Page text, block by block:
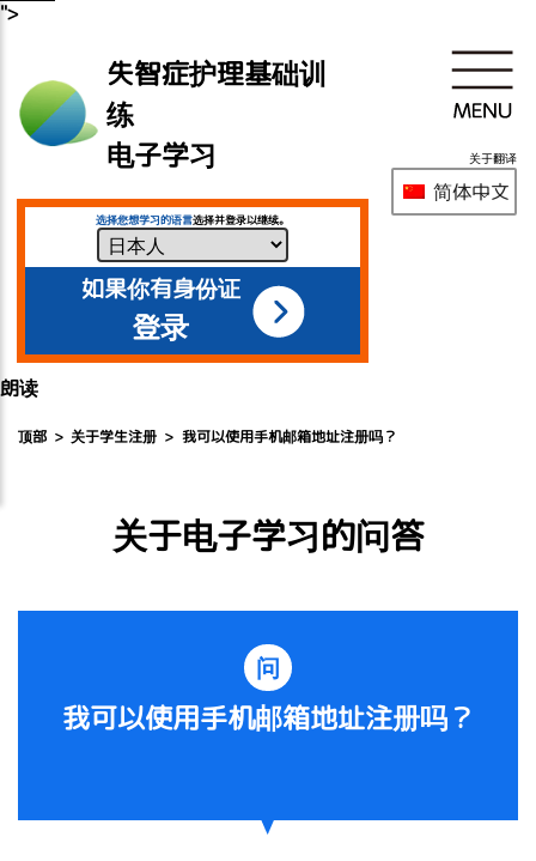
">
失智症护理基础训
练
电子学习
选择您想学习的语言选择并登录以继续。
如果你有身份证
登录
朗读
关于翻译
简体中文
顶部 关于学生注册 我可以使用手机邮箱地址注册吗？
关于电子学习的问答
问
我可以使用手机邮箱地址注册吗？